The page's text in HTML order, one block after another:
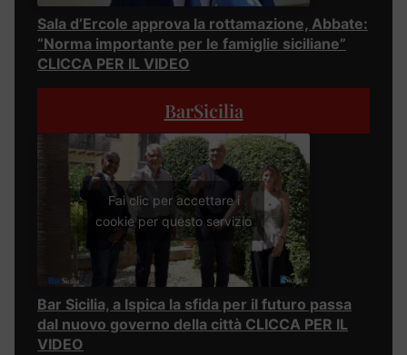
Sala d’Ercole approva la rottamazione, Abbate:
“Norma importante per le famiglie siciliane”
CLICCA PER IL VIDEO
BarSicilia
Fai clic per accettare i
cookie per questo servizio
Bar Sicilia, a Ispica la sfida per il futuro passa
dal nuovo governo della città CLICCA PER IL
VIDEO